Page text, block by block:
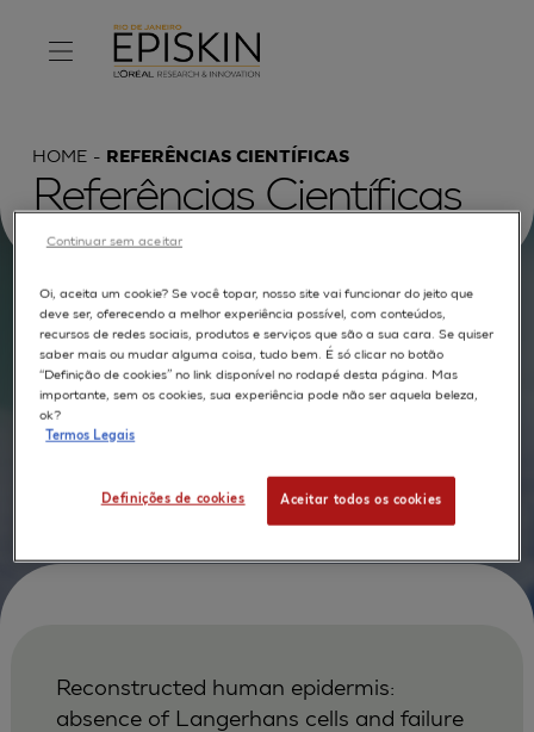
HOME REFERÊNCIAS CIENTÍFICAS
Referências Científicas
Procurar por :
TEXTO COMPLETO MODELOS APLICAÇÕES
AUTORES
Reconstructed human epidermis:
absence of Langerhans cells and failure
Oi, aceita um cookie? Se você topar, nosso site vai funcionar do jeito que
deve ser, oferecendo a melhor experiência possível, com conteúdos,
recursos de redes sociais, produtos e serviços que são a sua cara. Se quiser
saber mais ou mudar alguma coisa, tudo bem. É só clicar no botão
“Definição de cookies” no link disponível no rodapé desta página. Mas
importante, sem os cookies, sua experiência pode não ser aquela beleza,
ok?
Termos Legais
Definições de cookies Aceitar todos os cookies
Continuar sem aceitar